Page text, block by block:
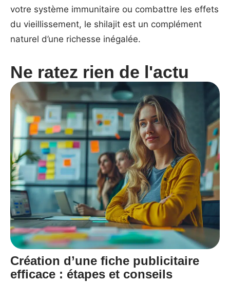
votre système immunitaire ou combattre les effets
du vieillissement, le shilajit est un complément
naturel d’une richesse inégalée.
Ne ratez rien de l'actu
Création d’une fiche publicitaire
efficace : étapes et conseils